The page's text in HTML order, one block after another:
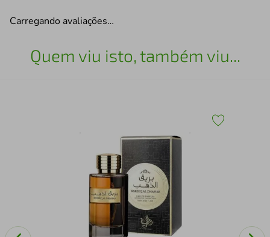
Carregando avaliações…
Quem viu isto, também viu...